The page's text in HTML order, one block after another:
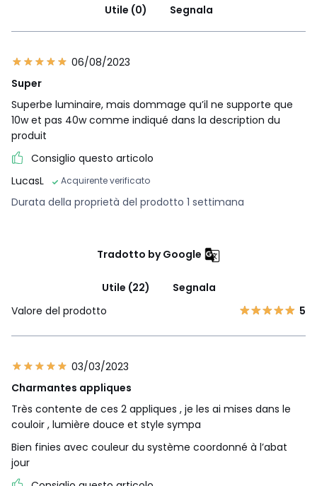
Utile (0) Segnala
06/08/2023
Super
Superbe luminaire, mais dommage qu’il ne supporte que
10w et pas 40w comme indiqué dans la description du
produit
Consiglio questo articolo
LucasL
Acquirente verificato
Durata della proprietà del prodotto 1 settimana
Tradotto by Google
Utile (22)
Segnala
Valore del prodotto
5
03/03/2023
Charmantes appliques
Très contente de ces 2 appliques , je les ai mises dans le
couloir , lumière douce et style sympa
Bien finies avec couleur du système coordonné à l’abat
jour